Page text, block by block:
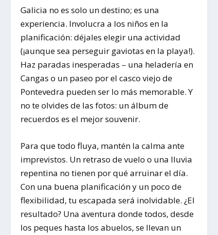
Galicia no es solo un destino; es una
experiencia. Involucra a los niños en la
planificación: déjales elegir una actividad
(¡aunque sea perseguir gaviotas en la playa!).
Haz paradas inesperadas – una heladería en
Cangas o un paseo por el casco viejo de
Pontevedra pueden ser lo más memorable. Y
no te olvides de las fotos: un álbum de
recuerdos es el mejor souvenir.
Para que todo fluya, mantén la calma ante
imprevistos. Un retraso de vuelo o una lluvia
repentina no tienen por qué arruinar el día.
Con una buena planificación y un poco de
flexibilidad, tu escapada será inolvidable. ¿El
resultado? Una aventura donde todos, desde
los peques hasta los abuelos, se llevan un